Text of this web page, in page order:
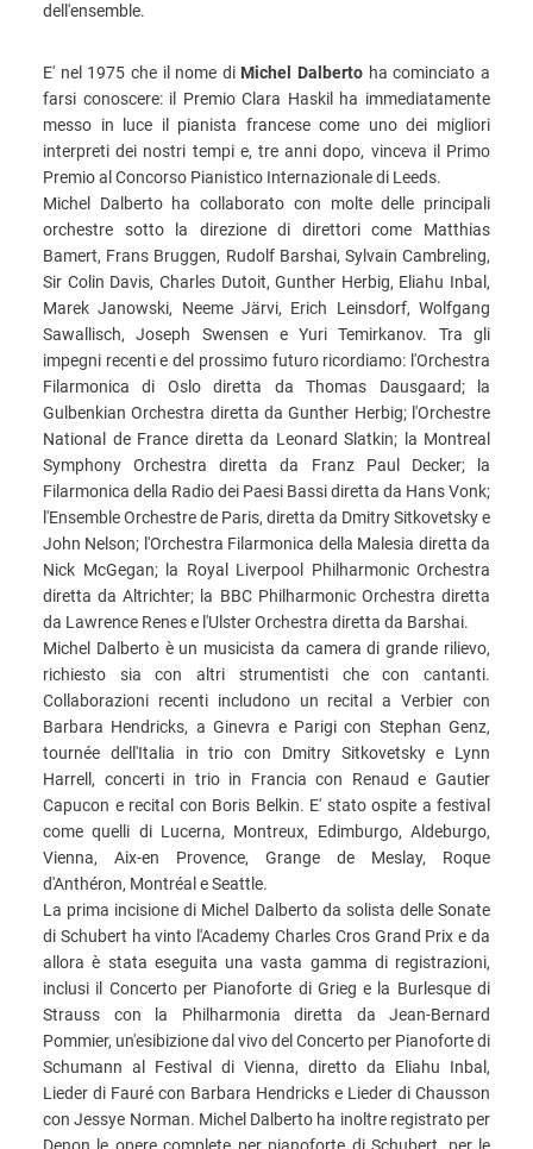
dell'ensemble.
E' nel 1975 che il nome di Michel Dalberto ha cominciato a
farsi conoscere: il Premio Clara Haskil ha immediatamente
messo in luce il pianista francese come uno dei migliori
interpreti dei nostri tempi e, tre anni dopo, vinceva il Primo
Premio al Concorso Pianistico Internazionale di Leeds.
Michel Dalberto ha collaborato con molte delle principali
orchestre sotto la direzione di direttori come Matthias
Bamert, Frans Bruggen, Rudolf Barshai, Sylvain Cambreling,
Sir Colin Davis, Charles Dutoit, Gunther Herbig, Eliahu Inbal,
Marek Janowski, Neeme Järvi, Erich Leinsdorf, Wolfgang
Sawallisch, Joseph Swensen e Yuri Temirkanov. Tra gli
impegni recenti e del prossimo futuro ricordiamo: l'Orchestra
Filarmonica di Oslo diretta da Thomas Dausgaard; la
Gulbenkian Orchestra diretta da Gunther Herbig; l'Orchestre
National de France diretta da Leonard Slatkin; la Montreal
Symphony Orchestra diretta da Franz Paul Decker; la
Filarmonica della Radio dei Paesi Bassi diretta da Hans Vonk;
l'Ensemble Orchestre de Paris, diretta da Dmitry Sitkovetsky e
John Nelson; l'Orchestra Filarmonica della Malesia diretta da
Nick McGegan; la Royal Liverpool Philharmonic Orchestra
diretta da Altrichter; la BBC Philharmonic Orchestra diretta
da Lawrence Renes e l'Ulster Orchestra diretta da Barshai.
Michel Dalberto è un musicista da camera di grande rilievo,
richiesto sia con altri strumentisti che con cantanti.
Collaborazioni recenti includono un recital a Verbier con
Barbara Hendricks, a Ginevra e Parigi con Stephan Genz,
tournée dell'Italia in trio con Dmitry Sitkovetsky e Lynn
Harrell, concerti in trio in Francia con Renaud e Gautier
Capucon e recital con Boris Belkin. E' stato ospite a festival
come quelli di Lucerna, Montreux, Edimburgo, Aldeburgo,
Vienna, Aix-en Provence, Grange de Meslay, Roque
d'Anthéron, Montréal e Seattle.
La prima incisione di Michel Dalberto da solista delle Sonate
di Schubert ha vinto l'Academy Charles Cros Grand Prix e da
allora è stata eseguita una vasta gamma di registrazioni,
inclusi il Concerto per Pianoforte di Grieg e la Burlesque di
Strauss con la Philharmonia diretta da Jean-Bernard
Pommier, un'esibizione dal vivo del Concerto per Pianoforte di
Schumann al Festival di Vienna, diretto da Eliahu Inbal,
Lieder di Fauré con Barbara Hendricks e Lieder di Chausson
con Jessye Norman. Michel Dalberto ha inoltre registrato per